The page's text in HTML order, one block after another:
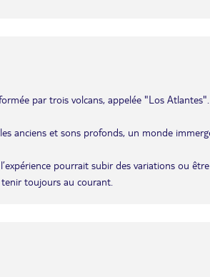
par trois volcans, appelée "Los Atlantes".
anciens et sons profonds, un monde
pourrait subir des variations ou être
toujours au courant.